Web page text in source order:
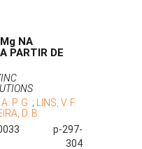
NA
PARTIR DE
P. G. ; LINS, V. F.
D. B.
p-297-
304